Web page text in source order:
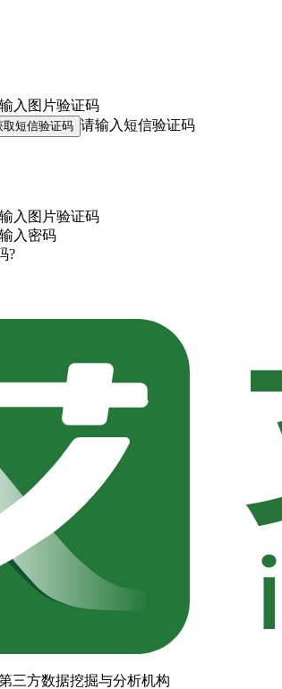
入图片验证码
取短信验证码 请输入短信验证码
入图片验证码
入密码
?
三方数据挖掘与分析机构